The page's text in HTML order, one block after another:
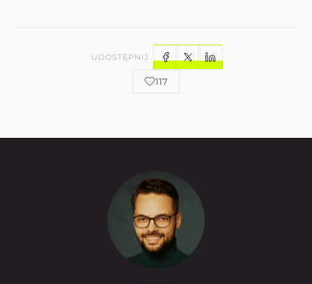
UDOSTĘPNIJ
117